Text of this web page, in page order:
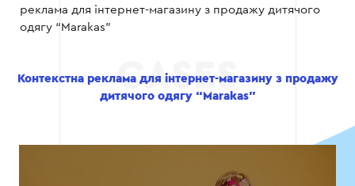
реклама для інтернет-магазину з продажу дитячого
одягу “Marakas”
Контекстна реклама для інтернет-магазину з продажу
дитячого одягу “Marakas”